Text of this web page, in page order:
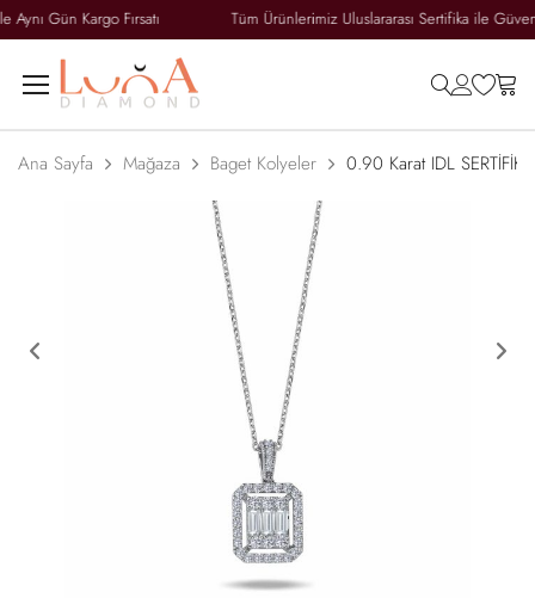
Gün Kargo Fırsatı Tüm Ürünlerimiz Uluslararası Sertifika ile Güvence
search
Ana Sayfa Mağaza Baget Kolyeler 0.90 Karat IDL
Previous